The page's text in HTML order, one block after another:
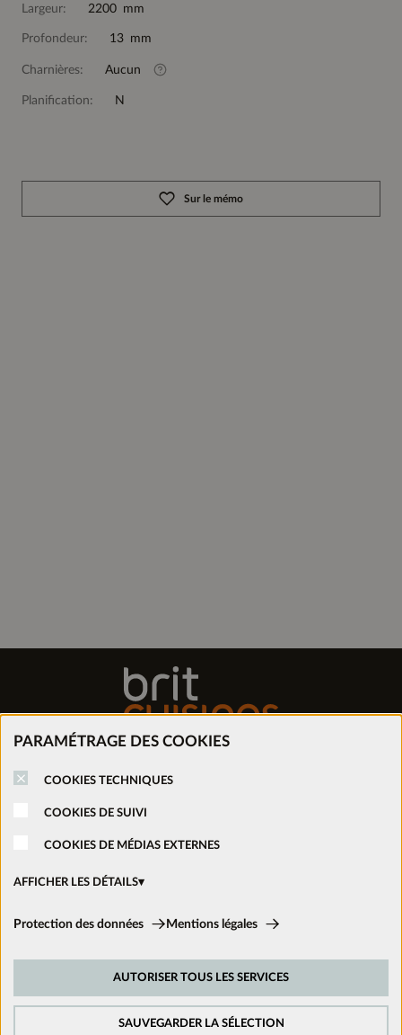
PARAMÉTRAGE DES COOKIES
COOKIES TECHNIQUES
COOKIES DE SUIVI
COOKIES DE MÉDIAS EXTERNES
AFFICHER LES DÉTAILS
Cookies techniques:
Afin d’améliorer constamment notre site web, nous analysons le
comportement de nos visiteurs. Pour cela, nous utilisons des cookies de
Protection des données Mentions légales
SAUVEGARDER LA SÉLECTION
AUTORISER TOUS LES SERVICES
Largeur: 2200 mm
Profondeur: 13 mm
Charnières: Aucun
Planification: N
Sur le mémo
Trouver mon magasin
Prendre rendez-vous
Nous suivre sur les réseaux